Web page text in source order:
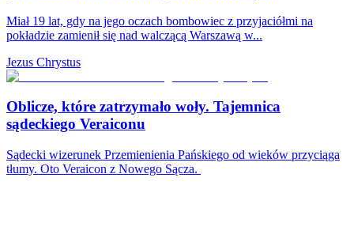
Miał 19 lat, gdy na jego oczach bombowiec z przyjaciółmi na
pokładzie zamienił się nad walczącą Warszawą w...
Jezus Chrystus
Oblicze, które zatrzymało woły. Tajemnica
sądeckiego Veraiconu
Sądecki wizerunek Przemienienia Pańskiego od wieków przyciąga
tłumy. Oto Veraicon z Nowego Sącza.